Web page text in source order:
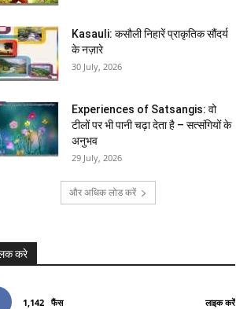
Kasauli: कसौली निहारें प्राकृतिक सौंदर्य
के नज़ारे
30 July, 2026
Experiences of Satsangis: वो
टीलों पर भी पानी चढ़ा देता है – सत्संगियों के
अनुभव
29 July, 2026
और अधिक लोड करें
करे
1,142 फैंस लाइक करें